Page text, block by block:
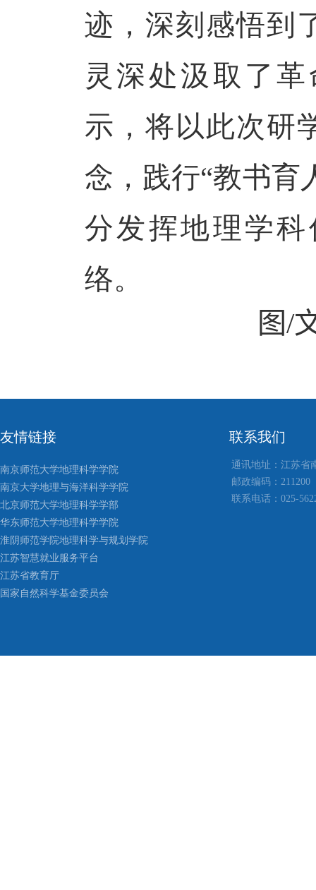
迹，深刻感悟到
灵深处汲取了
示，将以此次研
念，践行“教书育
分发挥地理学
络。
图/
友情链接
南京师范大学地理科学学院
南京大学地理与海洋科学学院
北京师范大学地理科学学部
华东师范大学地理科学学院
淮阴师范学院地理科学与规划学院
江苏智慧就业服务平台
江苏省教育厅
国家自然科学基金委员会
联系我们
通讯地址：江苏省
邮政编码：211200
联系电话：025-